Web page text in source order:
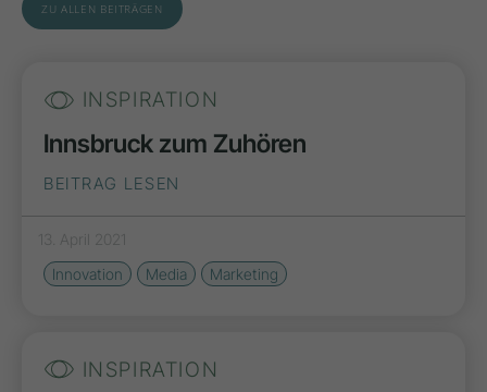
ZU ALLEN BEITRÄGEN
INSPIRATION
Innsbruck zum Zuhören
BEITRAG LESEN
13. April 2021
Innovation
Media Marketing
INSPIRATION